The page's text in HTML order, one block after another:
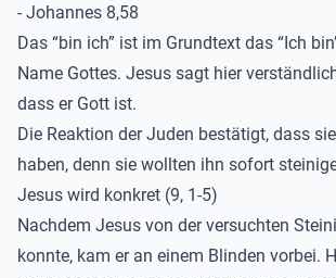
- Johannes 8,58
Das “bin ich” ist im Grundtext das “Ich
Name Gottes. Jesus sagt hier
dass er Gott ist.
Die Reaktion der Juden bestätigt, dass
haben, denn sie wollten ihn sofort
Jesus wird konkret (9, 1-5)
Nachdem Jesus von der versuchten
konnte, kam er an einem Blinden vorbei.